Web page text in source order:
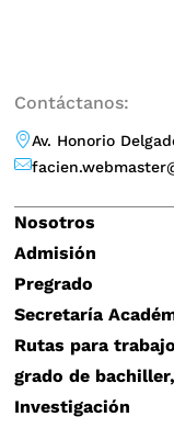
Contáctanos:
Av. Honorio
Nosotros
Admisión
Pregrado
Secretaría
Rutas para
grado de
Investigación